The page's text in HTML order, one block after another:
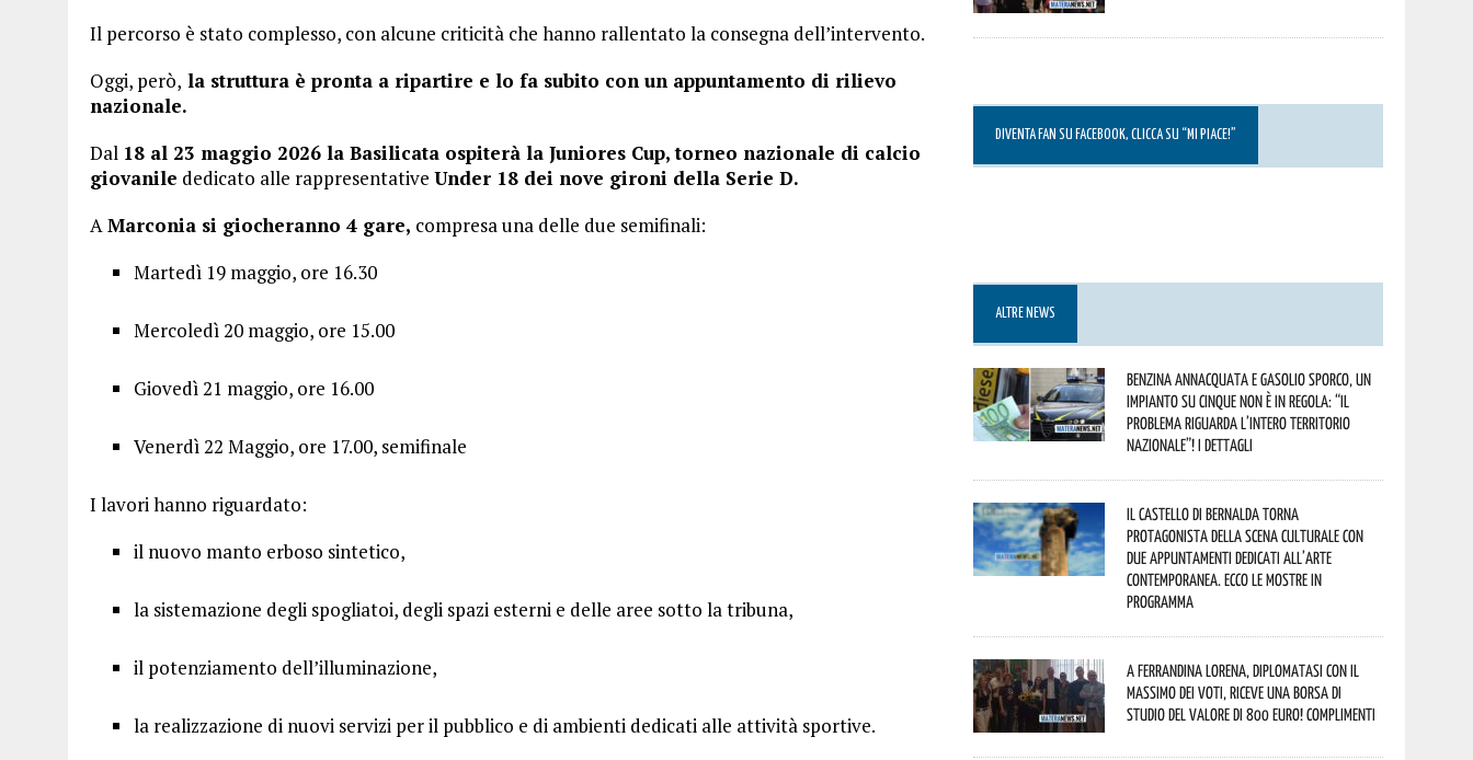
Il percorso è stato complesso, con alcune criticità che hanno rallentato la consegna dell’intervento.
Oggi, però, la struttura è pronta a ripartire e lo fa subito con un appuntamento di rilievo
nazionale.
Dal 18 al 23 maggio 2026 la Basilicata ospiterà la Juniores Cup, torneo nazionale di calcio
giovanile dedicato alle rappresentative Under 18 dei nove gironi della Serie D.
AMarconia si giocheranno 4 gare, compresa una delle due semifinali:
Martedì 19 maggio, ore 16.30
Mercoledì 20 maggio, ore 15.00
Giovedì 21 maggio, ore 16.00
Venerdì 22 Maggio, ore 17.00, semifinale
I lavori hanno riguardato:
il nuovo manto erboso sintetico,
la sistemazione degli spogliatoi, degli spazi esterni e delle aree sotto la tribuna,
il potenziamento dell’illuminazione,
la realizzazione di nuovi servizi per il pubblico e di ambienti dedicati alle attività sportive.
DIVENTA FAN SU FACEBOOK, CLICCA SU “MI PIACE!”
ALTRE NEWS
Benzina annacquata e gasolio sporco, un
impianto su cinque non è in regola: “il
problema riguarda l’intero territorio
Nazionale”! I dettagli
Il Castello di Bernalda torna
protagonista della scena culturale con
due appuntamenti dedicati all’arte
contemporanea. Ecco le mostre in
programma
A Ferrandina Lorena, diplomatasi con il
massimo dei voti, riceve una borsa di
studio del valore di 800 euro! Complimenti